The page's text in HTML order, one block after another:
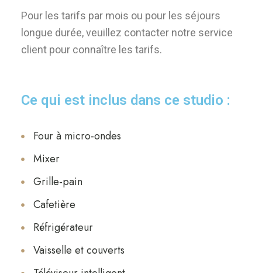
Pour les tarifs par mois ou pour les séjours
longue durée, veuillez contacter notre service
client pour connaître les tarifs.
Ce qui est inclus dans ce studio :
Four à micro-ondes
Mixer
Grille-pain
Cafetière
Réfrigérateur
Vaisselle et couverts